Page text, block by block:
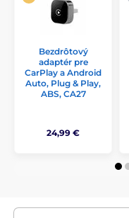
Bezdrôtový
adaptér pre
CarPlay a Android
Auto, Plug & Play,
ABS, CA27
24,99 €